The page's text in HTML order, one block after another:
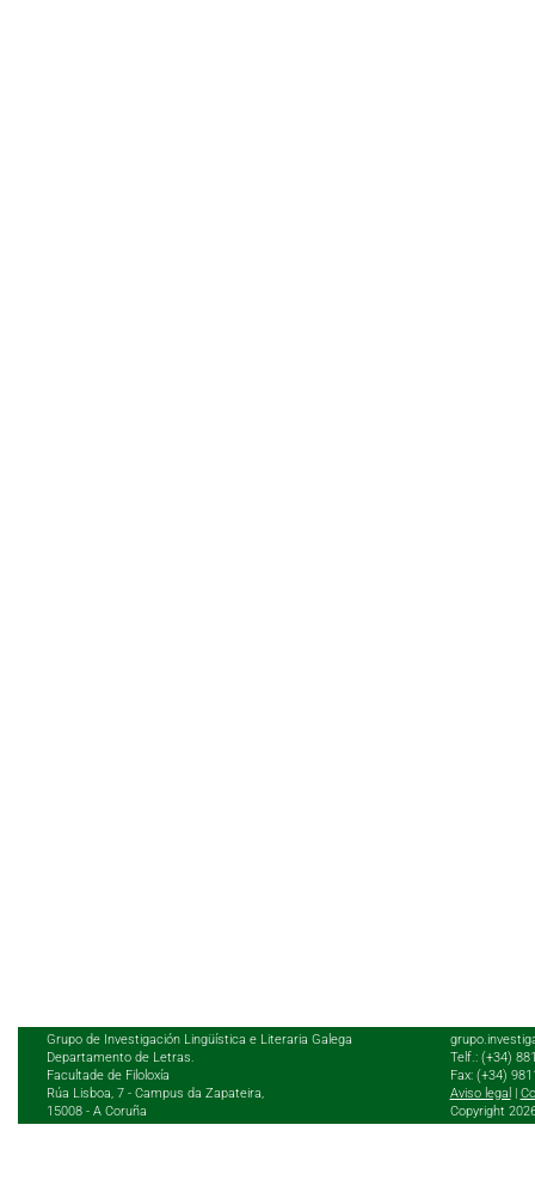
Grupo de Investigación Lingüística e Literaria Galega
Departamento de Letras.
Facultade de Filoloxía
Rúa Lisboa, 7 - Campus da Zapateira,
15008 - A Coruña
Telf.: (+34)
Fax: (+34)
Aviso legal
Copyright